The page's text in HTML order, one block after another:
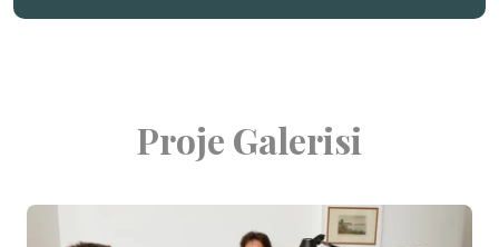
Proje Galerisi